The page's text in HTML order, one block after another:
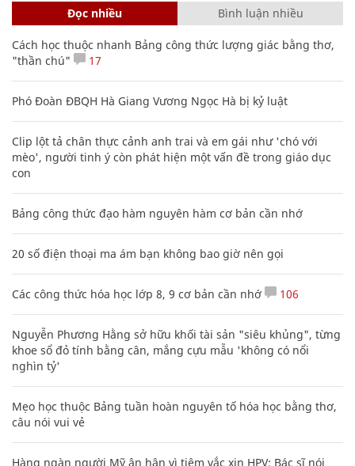
Đọc nhiều Bình luận nhiều
Cách học thuộc nhanh Bảng công thức lượng giác bằng thơ,
"thần chú"
17
Phó Đoàn ĐBQH Hà Giang Vương Ngọc Hà bị kỷ luật
Clip lột tả chân thực cảnh anh trai và em gái như 'chó với
mèo', người tinh ý còn phát hiện một vấn đề trong giáo dục
con
Bảng công thức đạo hàm nguyên hàm cơ bản cần nhớ
20 số điện thoại ma ám bạn không bao giờ nên gọi
Các công thức hóa học lớp 8, 9 cơ bản cần nhớ 106
Nguyễn Phương Hằng sở hữu khối tài sản "siêu khủng", từng
khoe sổ đỏ tính bằng cân, mắng cựu mẫu 'không có nổi
nghìn tỷ'
Mẹo học thuộc Bảng tuần hoàn nguyên tố hóa học bằng thơ,
câu nói vui vẻ
Hàng ngàn người Mỹ ân hận vì tiêm vắc xin HPV: Bác sĩ nói